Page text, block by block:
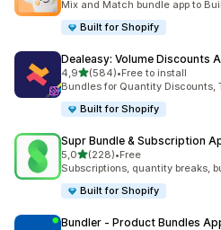
Mix and Match bundle app to
Built for Shopify
Dealeasy: Volume Discounts
4,9na 5 gwiazdek
(584)
Łączna liczba recenzji: 584
•Free to install
Bundles for Quantity Discounts,
Built for Shopify
Supr Bundle & Subscription
5,0na 5 gwiazdek
(228)
Łączna liczba recenzji: 228
•Free
Subscriptions, quantity breaks,
Built for Shopify
Bundler ‑ Product Bundles